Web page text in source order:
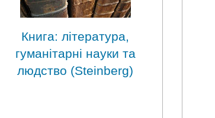
Книга: література,
гуманітарні науки та
людство (Steinberg)